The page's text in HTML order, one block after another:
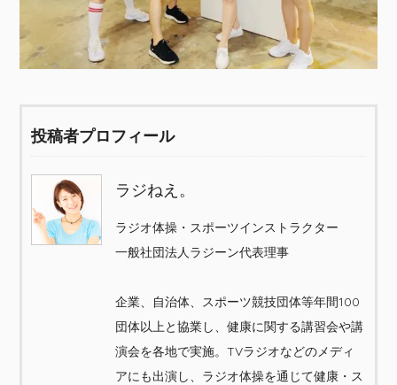
投稿者プロフィール
ラジねえ。
ラジオ体操・スポーツインストラクター
一般社団法人ラジーン代表理事
企業、自治体、スポーツ競技団体等年間100
団体以上と協業し、健康に関する講習会や講
演会を各地で実施。TVラジオなどのメディ
アにも出演し、ラジオ体操を通じて健康・ス